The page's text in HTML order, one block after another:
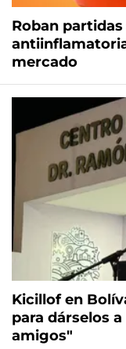
Roban
mercado
Kicillof en
para dárselos
amigos"